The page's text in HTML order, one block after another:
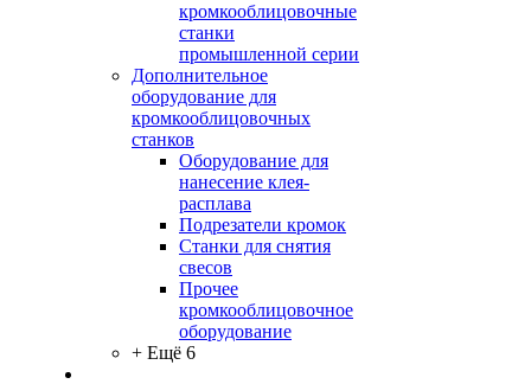
кромкооблицовочные
станки
промышленной серии
Дополнительное
оборудование для
кромкооблицовочных
станков
Оборудование для
нанесение клея-
расплава
Подрезатели кромок
Станки для снятия
свесов
Прочее
кромкооблицовочное
оборудование
+ Ещё 6